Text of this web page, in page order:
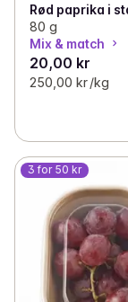
Rød paprika i
80 g
Mix & match
20,00 kr
250,00 kr /kg
3 for 50 kr